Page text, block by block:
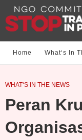
Home What‘s In
WHAT‘S IN THE NEWS
Peran